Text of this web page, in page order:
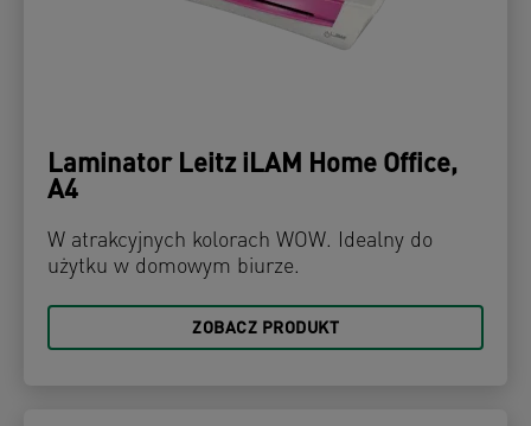
Laminator Leitz iLAM Home Office,
A4
W atrakcyjnych kolorach WOW. Idealny do
użytku w domowym biurze.
ZOBACZ PRODUKT